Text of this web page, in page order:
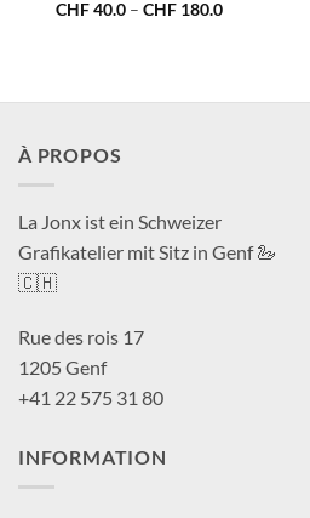
CHF40.0 – CHF180.0Preisspanne:
À PROPOS
La Jonx ist ein Schweizer
Grafikatelier mit Sitz in Genf 🦢
🇨🇭
Rue des rois 17
1205 Genf
+41 22 575 31 80
INFORMATION